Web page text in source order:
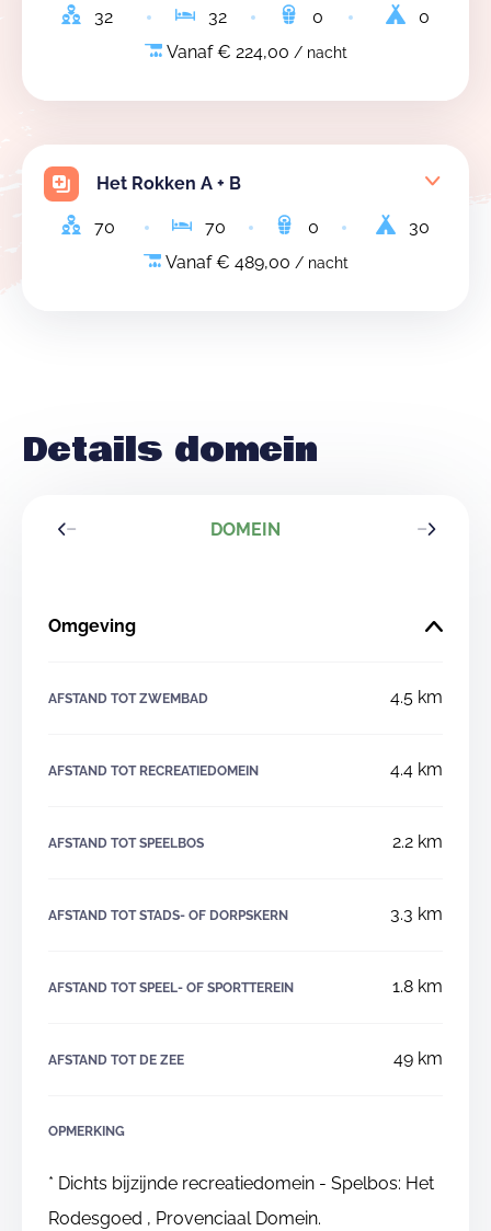
32 32 0
0
Vanaf € 224,00 / nacht
Het Rokken A + B
70 70 0
30
Vanaf € 489,00 / nacht
Details domein
DOMEIN
Omgeving
AFSTAND TOT ZWEMBAD 4.5 km
AFSTAND TOT RECREATIEDOMEIN 4.4 km
AFSTAND TOT SPEELBOS 2.2 km
AFSTAND TOT STADS- OF DORPSKERN 3.3 km
AFSTAND TOT SPEEL- OF SPORTTEREIN 1.8 km
AFSTAND TOT DE ZEE 49 km
OPMERKING
* Dichts bijzijnde recreatiedomein - Spelbos: Het
Rodesgoed , Provenciaal Domein.